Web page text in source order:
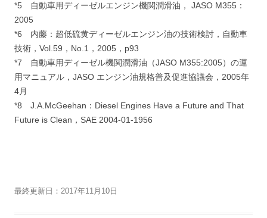
*5 自動車用ディーゼルエンジン機関潤滑油， JASO M355：
2005
*6 内藤：超低硫黄ディーゼルエンジン油の技術検討，自動車
技術，Vol.59，No.1，2005，p93
*7 自動車用ディーゼル機関潤滑油（JASO M355:2005）の運
用マニュアル，JASO エンジン油規格普及促進協議会，2005年
4月
*8 J.A.McGeehan：Diesel Engines Have a Future and That
Future is Clean，SAE 2004-01-1956
最終更新日：2017年11月10日